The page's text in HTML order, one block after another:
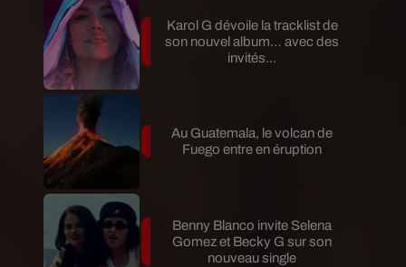
Karol G dévoile la tracklist de
son nouvel album… avec des
invités...
Au Guatemala, le volcan de
Fuego entre en éruption
Benny Blanco invite Selena
Gomez et Becky G sur son
nouveau single